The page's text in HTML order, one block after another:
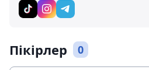
Пікірлер 0